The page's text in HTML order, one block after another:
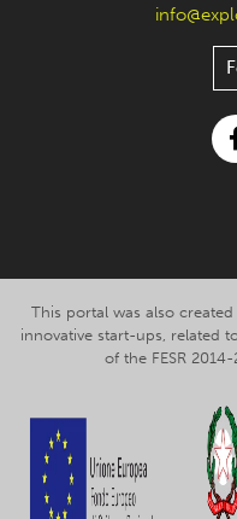
This portal was also
innovative start-ups, related
of the FESR